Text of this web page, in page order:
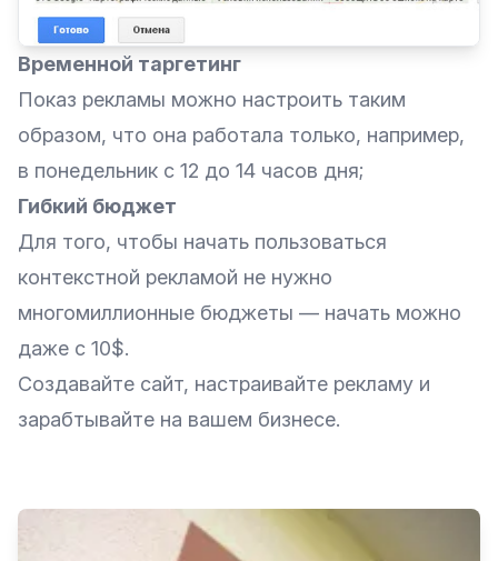
Временной таргетинг
Показ рекламы можно настроить таким
образом, что она работала только, например,
в понедельник с 12 до 14 часов дня;
Гибкий бюджет
Для того, чтобы начать пользоваться
контекстной рекламой не нужно
многомиллионные бюджеты — начать можно
даже с 10$.
Создавайте сайт, настраивайте рекламу и
зарабтывайте на вашем бизнесе.